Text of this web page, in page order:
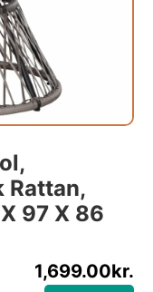
Rattan,
97 X 86
1,699.00kr.